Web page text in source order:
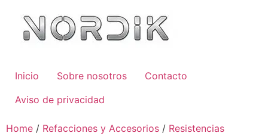
Inicio Sobre nosotros
Contacto
Aviso de privacidad
Home / Refacciones y Accesorios / Resistencias